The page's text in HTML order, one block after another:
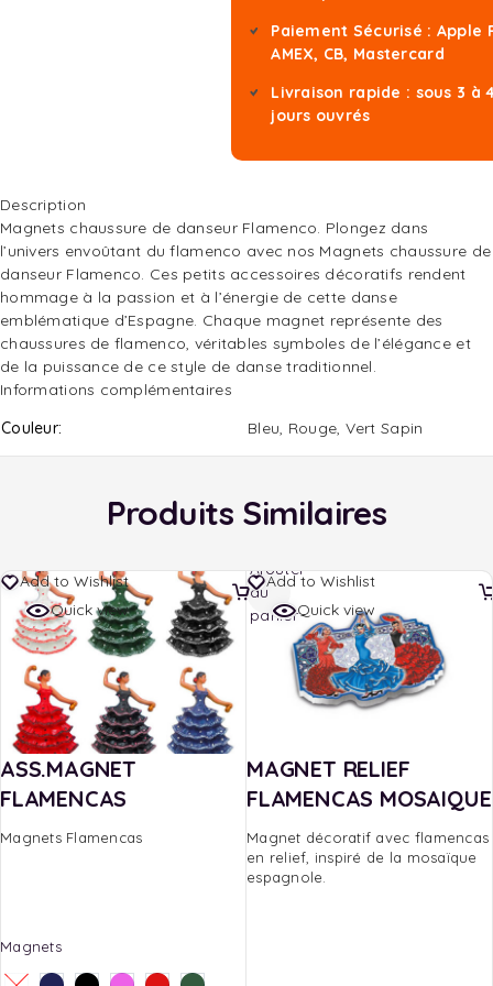
Paiement Sécurisé : Apple
AMEX, CB, Mastercard
Livraison rapide : sous 3 à
jours ouvrés
Description
Magnets chaussure de danseur Flamenco. Plongez dans
l’univers envoûtant du flamenco avec nos Magnets chaussure de
danseur Flamenco. Ces petits accessoires décoratifs rendent
hommage à la passion et à l’énergie de cette danse
emblématique d’Espagne. Chaque magnet représente des
chaussures de flamenco, véritables symboles de l’élégance et
de la puissance de ce style de danse traditionnel.
Informations complémentaires
Couleur
Bleu, Rouge, Vert Sapin
Produits Similaires
Add to Wishlist
Quick view
ASS.MAGNET
FLAMENCAS
Magnets Flamencas
Magnets
Add to Wishlist
Quick view
MAGNET RELIEF
FLAMENCAS MOSAIQUE
Magnet décoratif avec flamencas
en relief, inspiré de la mosaïque
espagnole.
Ajouter
au
panier